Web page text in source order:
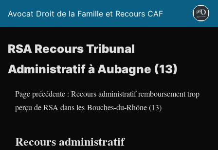
Avocat Droit de la Famille et Recours CAF
RSA Recours Tribunal
Administratif à Aubagne (13)
Page précédente : Recours administratif remboursement trop
perçu de RSA dans les Bouches-du-Rhône (13)
Recours administratif